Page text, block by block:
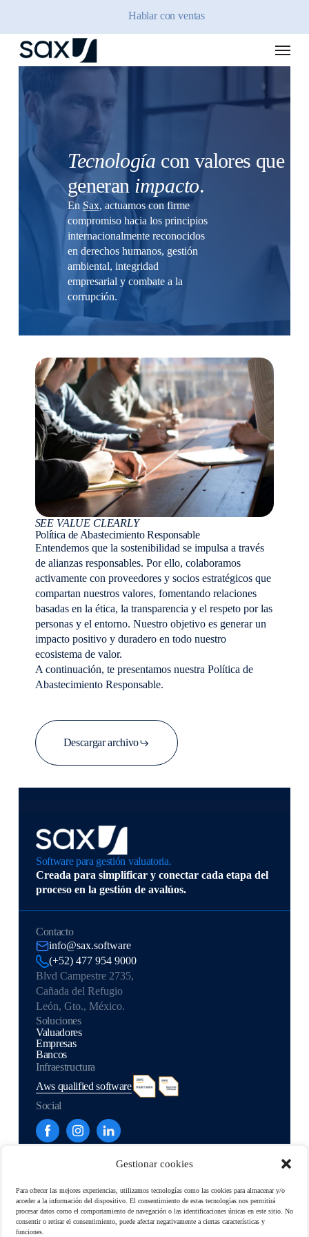
Gestionar cookies
Para ofrecer las mejores experiencias, utilizamos tecnologías como las cookies para almacenar y/o
acceder a la información del dispositivo. El consentimiento de estas tecnologías nos permitirá
procesar datos como el comportamiento de navegación o las identificaciones únicas en este sitio. No
consentir o retirar el consentimiento, puede afectar negativamente a ciertas características y
funciones.
main
content
Hablar con ventas
Menu
Tecnología con valores que
generan impacto.
En Sax, actuamos con firme
compromiso hacia los principios
internacionalmente reconocidos
en derechos humanos, gestión
ambiental, integridad
empresarial y combate a la
corrupción.
SEE VALUE CLEARLY
Política de Abastecimiento Responsable
Entendemos que la sostenibilidad se impulsa a través
de alianzas responsables. Por ello, colaboramos
activamente con proveedores y socios estratégicos que
compartan nuestros valores, fomentando relaciones
basadas en la ética, la transparencia y el respeto por las
personas y el entorno. Nuestro objetivo es generar un
impacto positivo y duradero en todo nuestro
ecosistema de valor.
A continuación, te presentamos nuestra Política de
Abastecimiento Responsable.
Descargar archivo
Software para gestión valuatoria.
Creada para simplificar y conectar cada etapa del
proceso en la gestión de avalúos.
Contacto
info@sax.software
(+52) 477 954 9000
Blvd Campestre 2735,
Cañada del Refugio
León, Gto., México.
Soluciones
Valuadores
Empresas
Bancos
Infraestructura
Aws qualified software
Social
Developed by
Política de Seguridad
Política de cookies
Términos y condiciones